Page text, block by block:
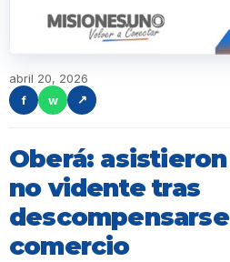
abril 20, 2026
f
w ↗
Oberá:
no vidente tras
comercio